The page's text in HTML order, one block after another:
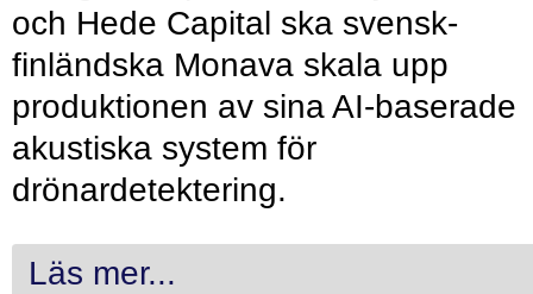
och Hede Capital ska svensk-
finländska Monava skala upp
produktionen av sina AI-baserade
akustiska system för
drönardetektering.
Läs mer...